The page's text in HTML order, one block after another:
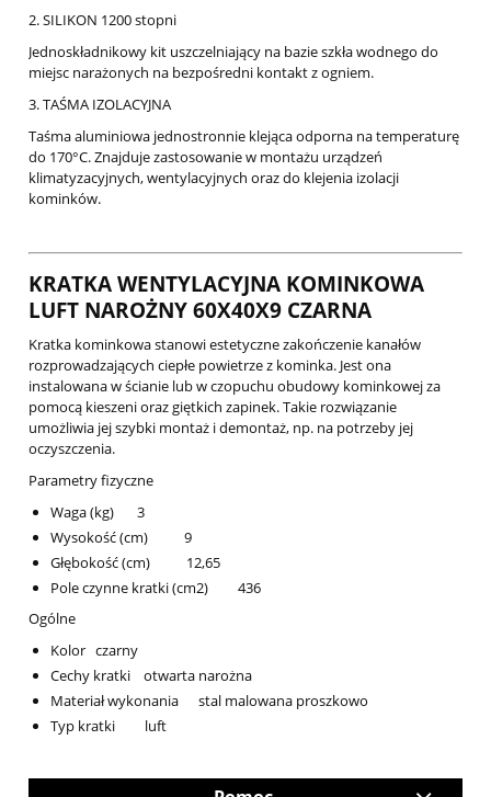
2. SILIKON 1200 stopni
Jednoskładnikowy kit uszczelniający na bazie szkła wodnego do
miejsc narażonych na bezpośredni kontakt z ogniem.
3. TAŚMA IZOLACYJNA
Taśma aluminiowa jednostronnie klejąca odporna na temperaturę
do 170°C. Znajduje zastosowanie w montażu urządzeń
klimatyzacyjnych, wentylacyjnych oraz do klejenia izolacji
kominków.
KRATKA WENTYLACYJNA KOMINKOWA
LUFT NAROŻNY 60X40X9 CZARNA
Kratka kominkowa stanowi estetyczne zakończenie kanałów
rozprowadzających ciepłe powietrze z kominka. Jest ona
instalowana w ścianie lub w czopuchu obudowy kominkowej za
pomocą kieszeni oraz giętkich zapinek. Takie rozwiązanie
umożliwia jej szybki montaż i demontaż, np. na potrzeby jej
oczyszczenia.
Parametry fizyczne
Waga (kg) 3
Wysokość (cm) 9
Głębokość (cm) 12,65
Pole czynne kratki (cm2) 436
Ogólne
Kolor czarny
Cechy kratki otwarta narożna
Materiał wykonania stal malowana proszkowo
Typ kratki luft